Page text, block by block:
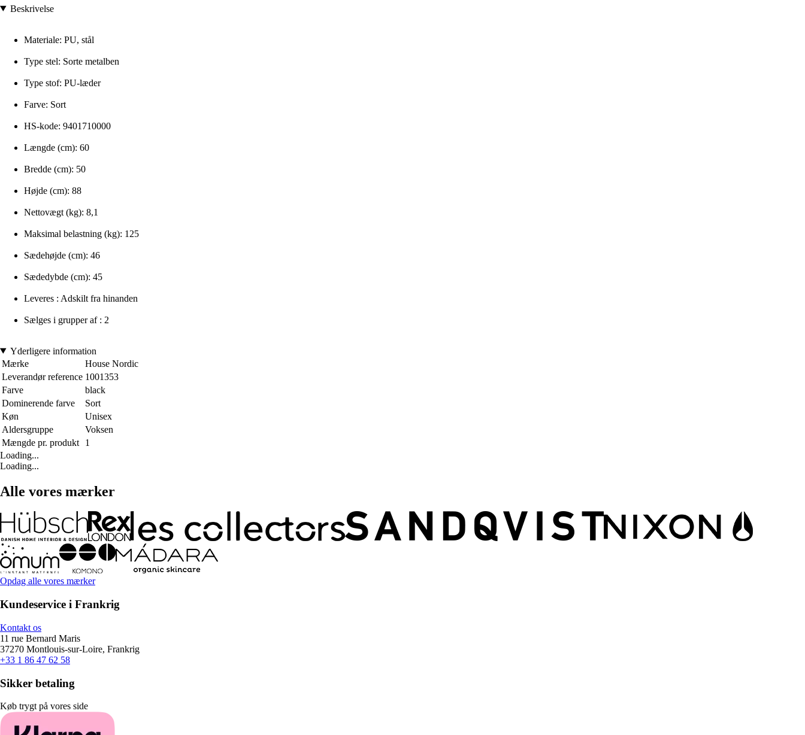
Beskrivelse
Materiale: PU, stål
Type stel: Sorte metalben
Type stof: PU-læder
Farve: Sort
HS-kode: 9401710000
Længde (cm): 60
Bredde (cm): 50
Højde (cm): 88
Nettovægt (kg): 8,1
Maksimal belastning (kg): 125
Sædehøjde (cm): 46
Sædedybde (cm): 45
Leveres : Adskilt fra hinanden
Sælges i grupper af : 2
Yderligere information
Mærke
House Nordic
Leverandør reference 1001353
Farve
black
Dominerende farve
Sort
Køn
Unisex
Aldersgruppe
Voksen
Mængde pr. produkt
1
Loading...
Loading...
Alle vores mærker
Opdag alle vores mærker
Kundeservice i Frankrig
Kontakt os
11 rue Bernard Maris
37270 Montlouis-sur-Loire, Frankrig
+33 1 86 47 62 58
Sikker betaling
Køb trygt på vores side